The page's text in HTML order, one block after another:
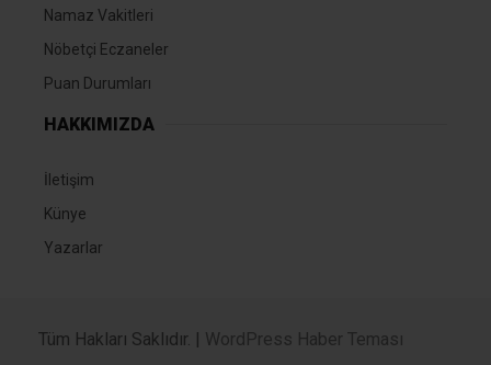
Namaz Vakitleri
Nöbetçi Eczaneler
Puan Durumları
HAKKIMIZDA
İletişim
Künye
Yazarlar
Tüm Hakları Saklıdır. | WordPress Haber Teması